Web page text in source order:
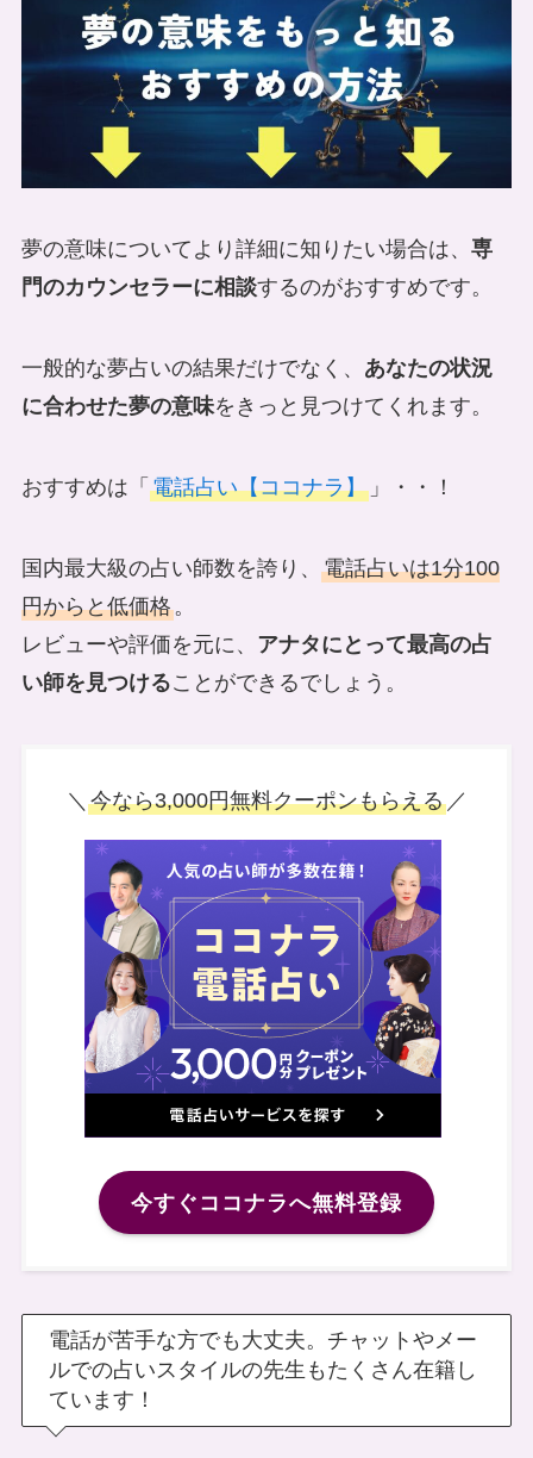
夢の意味についてより詳細に知りたい場合は、 専
門のカウンセラーに相談するのがおすすめです。
一般的な夢占いの結果だけでなく、 あなたの状況
に合わせた夢の意味をきっと見つけてくれます。
おすすめは「 電話占い【ココナラ】」・・！
国内最大級の占い師数を誇り、 電話占いは1分100
円からと低価格。
レビューや評価を元に、 アナタにとって最高の占
い師を見つけることができるでしょう。
＼ 今なら3,000円無料クーポンもらえる／
今すぐココナラへ無料登録
電話が苦手な方でも大丈夫。チャットやメー
ルでの占いスタイルの先生もたくさん在籍し
ています！